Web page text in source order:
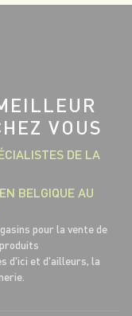
VOUS
DE LA
BELGIQUE AU
pour la vente de
d'ici et d'ailleurs, la